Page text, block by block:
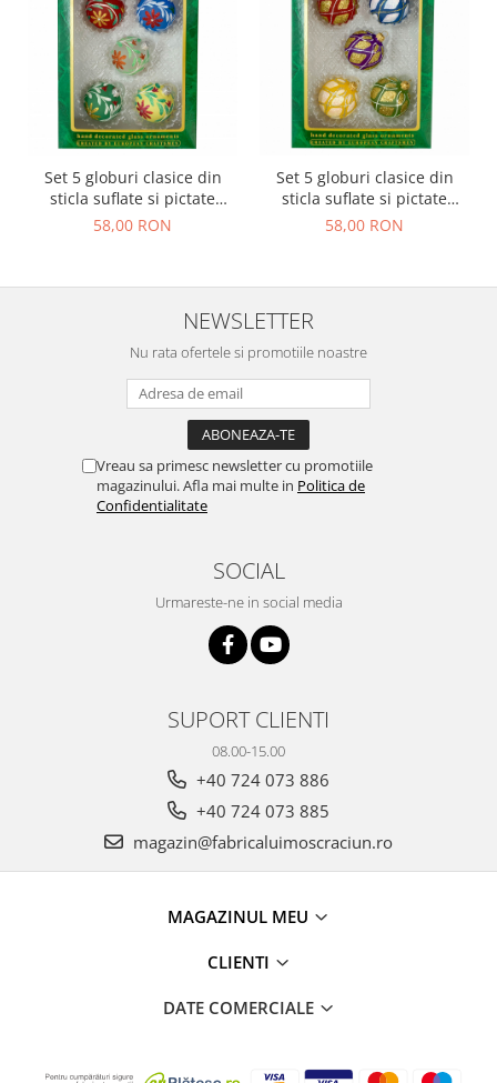
Set 5 globuri clasice din
sticla suflate si pictate
manual, Argcoms, Fabrica
58,00 RON
Set 5 globuri clasice din
sticla suflate si pictate
manual, Argcoms, Fabrica
58,00 RON
NEWSLETTER
Nu rata ofertele si promotiile noastre
Vreau sa primesc newsletter cu promotiile
magazinului. Afla mai multe in Politica de
Confidentialitate
SOCIAL
Urmareste-ne in social media
SUPORT CLIENTI
08.00-15.00
+40 724 073 886
+40 724 073 885
magazin@fabricaluimoscraciun.ro
MAGAZINUL MEU
CLIENTI
DATE COMERCIALE